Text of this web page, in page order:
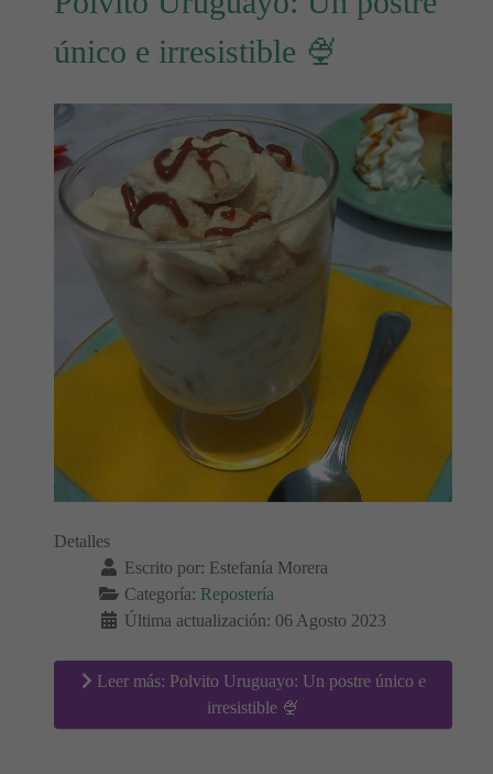
único e irresistible 🍨
Detalles
Escrito por: Estefanía Morera
Categoría: Repostería
Última actualización: 06 Agosto 2023
Leer más: Polvito Uruguayo: Un postre único e
irresistible 🍨